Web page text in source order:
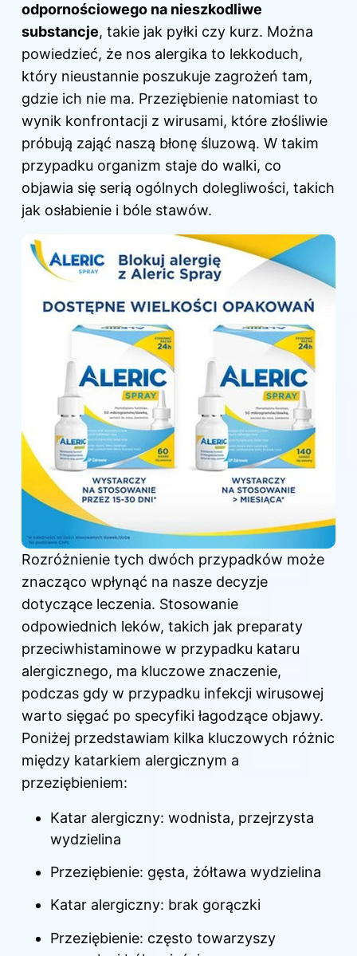
odpornościowego na nieszkodliwe
substancje, takie jak pyłki czy kurz. Można
powiedzieć, że nos alergika to lekkoduch,
który nieustannie poszukuje zagrożeń tam,
gdzie ich nie ma. Przeziębienie natomiast to
wynik konfrontacji z wirusami, które złośliwie
próbują zająć naszą błonę śluzową. W takim
przypadku organizm staje do walki, co
objawia się serią ogólnych dolegliwości, takich
jak osłabienie i bóle stawów.
Rozróżnienie tych dwóch przypadków może
znacząco wpłynąć na nasze decyzje
dotyczące leczenia. Stosowanie
odpowiednich leków, takich jak preparaty
przeciwhistaminowe w przypadku kataru
alergicznego, ma kluczowe znaczenie,
podczas gdy w przypadku infekcji wirusowej
warto sięgać po specyfiki łagodzące objawy.
Poniżej przedstawiam kilka kluczowych różnic
między katarkiem alergicznym a
przeziębieniem:
Katar alergiczny: wodnista, przejrzysta
wydzielina
Przeziębienie: gęsta, żółtawa wydzielina
Katar alergiczny: brak gorączki
Przeziębienie: często towarzyszy